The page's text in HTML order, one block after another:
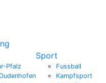
Pfalz
Sport
Fussball
Kampfsport